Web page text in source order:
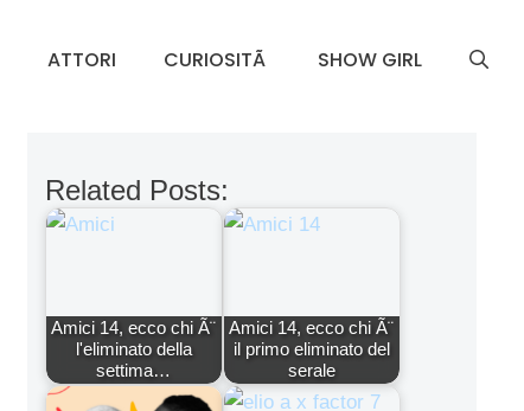
ATTORI CURIOSITÃ SHOW GIRL
Related Posts:
Amici 14, ecco chi Ã¨
l'eliminato della
settima…
Amici 14, ecco chi Ã¨
il primo eliminato del
serale